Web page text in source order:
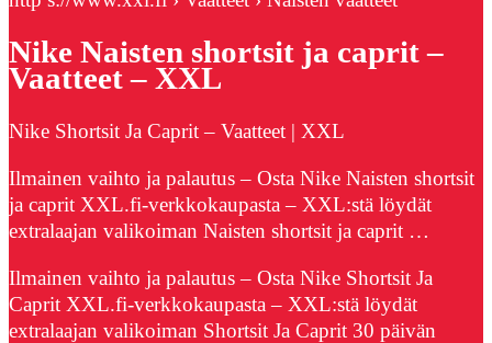
Nike Naisten shortsit ja caprit –
Vaatteet – XXL
Nike Shortsit Ja Caprit – Vaatteet | XXL
Ilmainen vaihto ja palautus – Osta Nike Naisten shortsit
ja caprit XXL.fi-verkkokaupasta – XXL:stä löydät
extralaajan valikoiman Naisten shortsit ja caprit …
Ilmainen vaihto ja palautus – Osta Nike Shortsit Ja
Caprit XXL.fi-verkkokaupasta – XXL:stä löydät
extralaajan valikoiman Shortsit Ja Caprit 30 päivän